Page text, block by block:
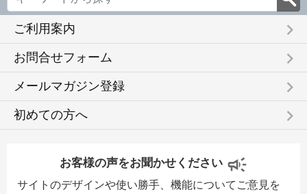
ご利用案内 keyboard_arrow_right
お問合せフォーム keyboard_arrow_right
メールマガジン登録 keyboard_arrow_right
初めての方へ keyboard_arrow_right
お客様の声をお聞かせください
サイトのデザインや使い勝手、機能についてご意見を